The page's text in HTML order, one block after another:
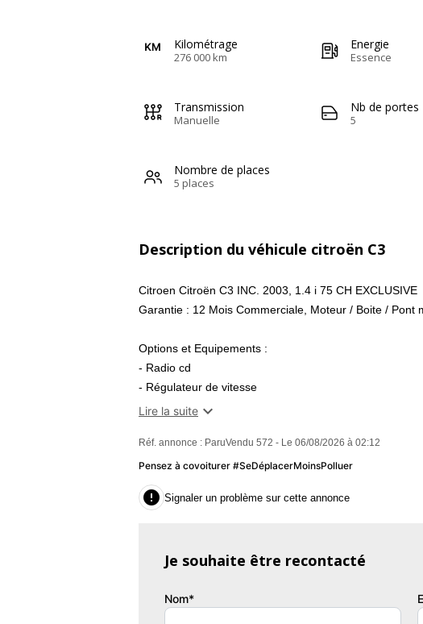
Kilométrage
276 000 km
Energie
Essence
Transmission
Manuelle
Nb de portes
5
Nombre de places
5 places
Description du véhicule citroën C3
Citroen Citroën C3 INC. 2003, 1.4 i 75 CH EXCLUSIVE
Garantie : 12 Mois Commerciale, Moteur / Boite / Pont
Options et Equipements :
- Radio cd
- Régulateur de vitesse
- Pack nord
- Direction assistée
- Pack électrique
- Abs
- Airbag conducteur
Informations :
Lire la suite 
Réf. annonce : ParuVendu 572 - Le 06/08/2026 à 02:12
Pensez à covoiturer #SeDéplacerMoinsPolluer
 Signaler un problème sur cette annonce
Je souhaite être recontacté
Nom*